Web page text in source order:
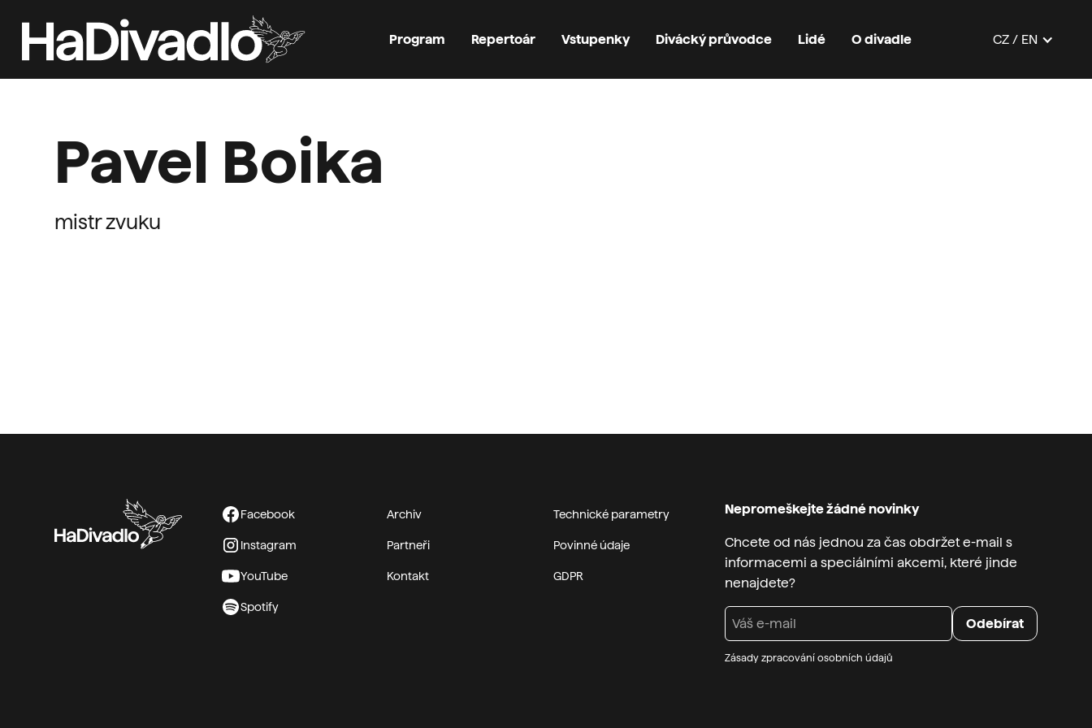
Program Repertoár Vstupenky Divácký průvodce Lidé O divadle CZ / EN
Pavel Boika
mistr zvuku
Facebook
Instagram
YouTube
Spotify
Archiv
Partneři
Kontakt
Technické parametry
Povinné údaje
GDPR
Nepromeškejte žádné novinky
Chcete od nás jednou za čas obdržet e-mail s
informacemi a speciálními akcemi, které jinde
nenajdete?
Zásady zpracování osobních údajů